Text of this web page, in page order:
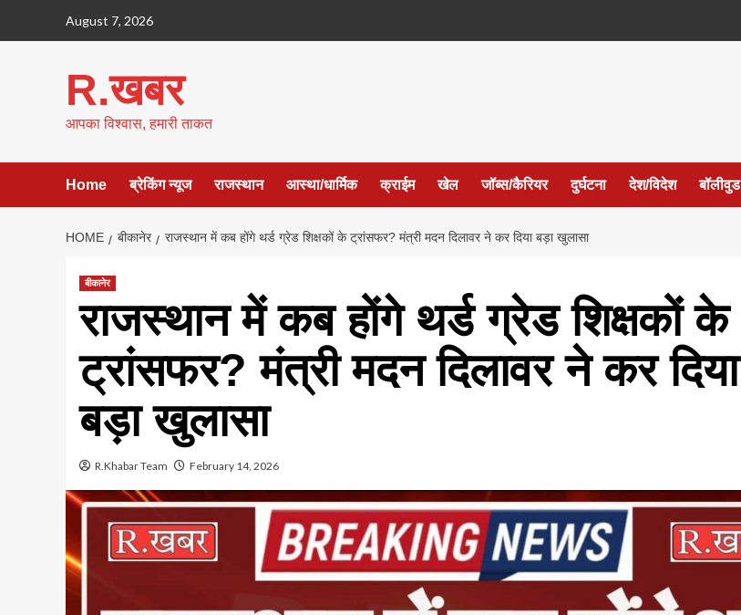
August 7, 2026
R.खबर
आपका विश्वास, हमारी ताकत
Home ब्रेकिंग न्यूज राजस्थान आस्था/धार्मिक क्राईम खेल जॉब्स/कैरियर दुर्घटना देश/विदेश बॉलीवुड
HOME बीकानेर राजस्थान में कब होंगे थर्ड ग्रेड शिक्षकों के ट्रांसफर? मंत्री मदन दिलावर ने कर दिया बड़ा खुलासा
बीकानेर
राजस्थान में कब होंगे थर्ड ग्रेड शिक्षकों के
ट्रांसफर? मंत्री मदन दिलावर ने कर दिया
बड़ा खुलासा
R.Khabar Team February 14, 2026